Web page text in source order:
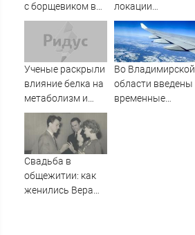
с борщевиком в
Ленобласти
локации
фестиваля
«Псковские
каникулы»
Ученые раскрыли
влияние белка на
метаболизм и
процессы
старения
Во Владимирской
области введены
временные
Свадьба в
общежитии: как
женились Вера